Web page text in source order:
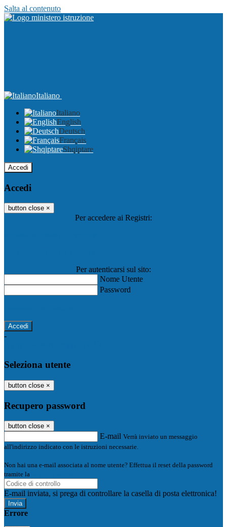
Salta al contenuto
Italiano
Italiano
English
Deutsch
Français
Shqiptare
Accedi
Accedi
button close ×
Per accedere ai Registri:
Per autenticarsi sul sito:
Nome Utente
Password
-
Seleziona utente
button close ×
Recupero password
button close ×
E-mail Verrà inviato un messaggio
all'indirizzo indicato con le istruzioni necessarie.
Non hai una e-mail associata al nome utente? Effettua il reset della password
tramite la
E-mail inviata, si prega di controllare la casella di posta elettronica!
Errore